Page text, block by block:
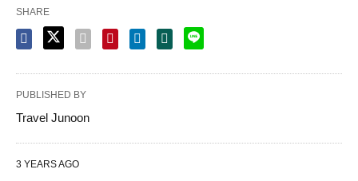
SHARE
PUBLISHED BY
Travel Junoon
3 YEARS AGO